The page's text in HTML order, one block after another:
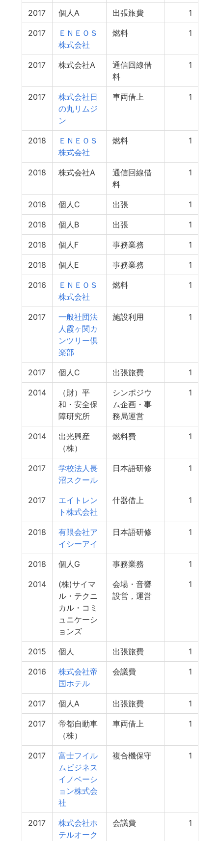
2017 個人A 出張旅費 1
2017
ＥＮＥＯＳ
株式会社
燃料 1
2017 株式会社A
通信回線借
料
1
2017
株式会社日
の丸リムジ
ン
車両借上 1
2018
ＥＮＥＯＳ
株式会社
燃料 1
2018 株式会社A
通信回線借
料
1
2018 個人C 出張 1
2018 個人B 出張 1
2018 個人F 事務業務 1
2018 個人E 事務業務 1
2016
ＥＮＥＯＳ
株式会社
燃料 1
2017
一般社団法
人霞ヶ関カ
ンツリー倶
楽部
施設利用 1
2017 個人C 出張旅費 1
2014
（財）平
和・安全保
障研究所
シンポジウ
ム企画・事
務局運営
1
2014
出光興産
（株）
燃料費 1
2017
学校法人長
沼スクール
日本語研修 1
2017
エイトレン
ト株式会社
什器借上 1
2018
有限会社ア
イシーアイ
日本語研修 1
2018 個人G 事務業務 1
2014
(株)サイマ
ル・テクニ
カル・コミ
ュニケーシ
ョンズ
会場・音響
設営，運営
1
2015 個人 出張旅費 1
2016
株式会社帝
国ホテル
会議費 1
2017 個人A 出張旅費 1
2017
帝都自動車
（株）
車両借上 1
2017
富士フイル
ムビジネス
イノベーシ
ョン株式会
社
複合機保守 1
2017
株式会社ホ
テルオーク
会議費 1